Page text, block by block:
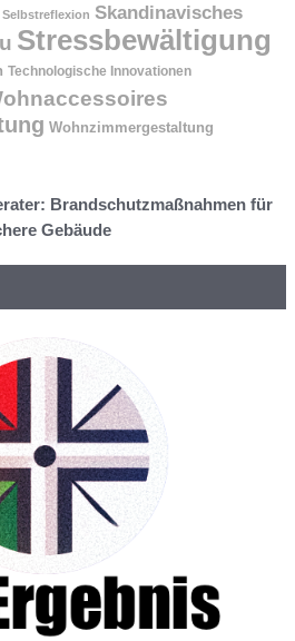
Selbstreflexion Skandinavisches
Stressbewältigung
Technologische Innovationen
Wohnzimmergestaltung
Brandschutzmaßnahmen für
Gebäude